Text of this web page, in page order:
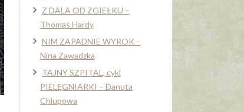
Z DALA OD ZGIEŁKU –
Thomas Hardy
NIM ZAPADNIE WYROK –
Nina Zawadzka
TAJNY SZPITAL, cykl
PIELĘGNIARKI – Danuta
Chlupowa